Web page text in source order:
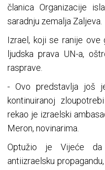
članica Organizacije
saradnju zemalja Zaljeva.
Izrael, koji se ranije ove
ljudska prava UN-a,
rasprave.
- Ovo predstavlja još
kontinuiranoj
rekao je izraelski
Meron, novinarima.
Optužio je Vijeće
antiizraelsku